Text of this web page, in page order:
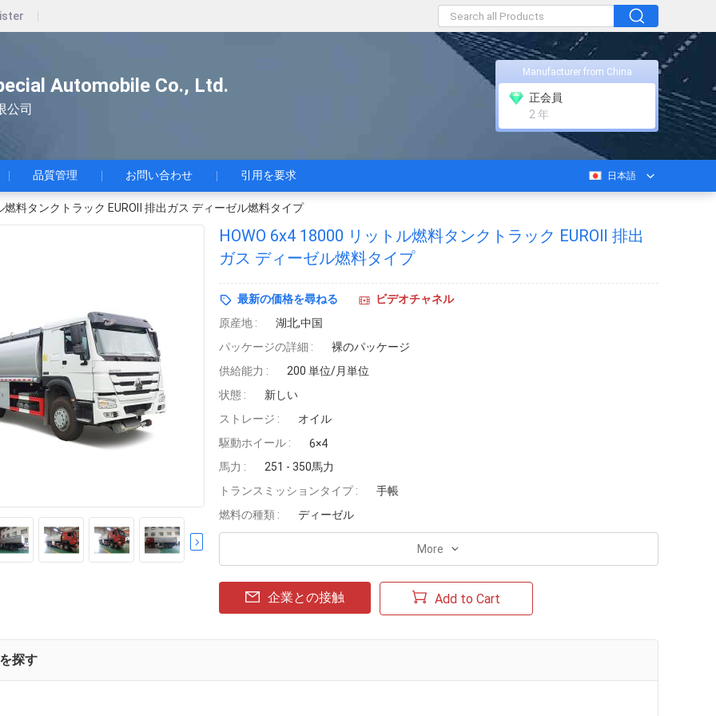
Automobile Co., Ltd.
公司
Manufacturer from China
正会員
2 年
品質管理 お問い合わせ 引用を要求 日本語
燃料タンクトラック EUROⅡ 排出ガス ディーゼル燃料タイプ
HOWO 6x4 18000 リットル燃料タンクトラック EUROⅡ 排出
ガス ディーゼル燃料タイプ
最新の価格を尋ねる
ビデオチャネル
原産地 :
湖北,中国
パッケージの詳細 :
裸のパッケージ
供給能力 :
200 単位/月単位
状態 :
新しい
ストレージ :
オイル
駆動ホイール :
6×4
馬力 :
251 - 350馬力
トランスミッションタイプ :
手帳
燃料の種類 :
ディーゼル
More
企業との接触 Add to Cart
探す